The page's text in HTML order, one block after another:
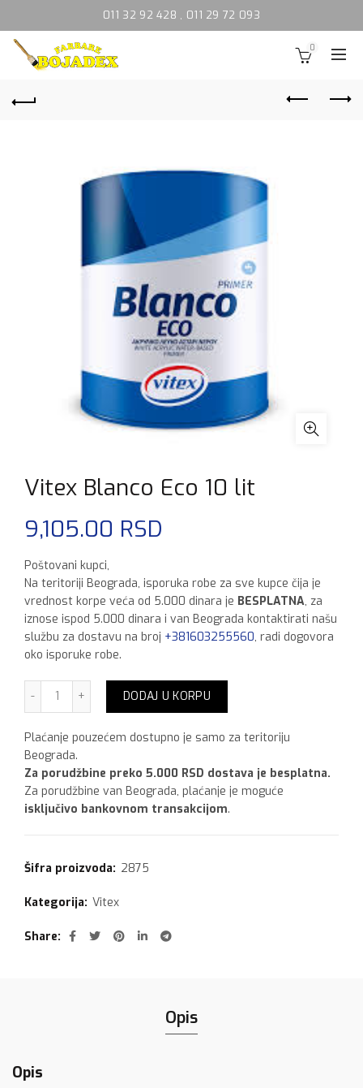
011 32 92 428 , 011 29 72 093
0
Vitex Blanco Eco 10 lit
9,105.00 RSD
Poštovani kupci,
Na teritoriji Beograda, isporuka robe za sve kupce čija je
vrednost korpe veća od 5.000 dinara je BESPLATNA, za
iznose ispod 5.000 dinara i van Beograda kontaktirati našu
službu za dostavu na broj +381603255560, radi dogovora
oko isporuke robe.
Vitex Blanco Eco 10 lit količina
DODAJ U KORPU
Plaćanje pouzećem dostupno je samo za teritoriju
Beograda.
Za porudžbine preko 5.000 RSD dostava je besplatna.
Za porudžbine van Beograda, plaćanje je moguće
isključivo bankovnom transakcijom.
Šifra proizvoda: 2875
Kategorija: Vitex
Share
Opis
Opis